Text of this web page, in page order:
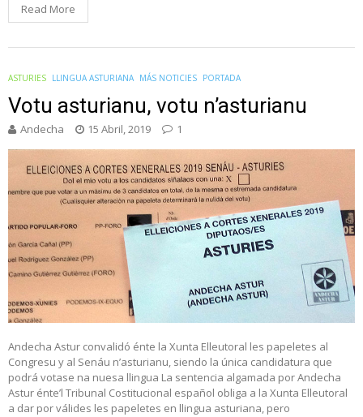
Read More
ASTURIES LLINGUA ASTURIANA MÁS NOTICIES PORTADA
Votu asturianu, votu n’asturianu
Andecha 15 Abril, 2019 1
Andecha Astur convalidó énte la Xunta Elleutoral les papeletes al
Congresu y al Senáu n’asturianu, siendo la única candidatura que
podrá votase na nuesa llingua La sentencia algamada por Andecha
Astur énte’l Tribunal Costitucional español obliga a la Xunta Elleutoral
a dar por válides les papeletes en llingua asturiana, pero